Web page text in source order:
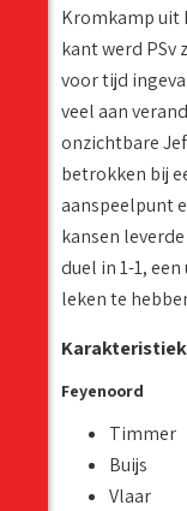
Kromkamp uit
kant werd PSv
voor tijd
veel aan
onzichtbare
betrokken bij
aanspeelpunt
kansen
duel in 1-1,
leken te
Feyenoord
Timmer
Buijs
Vlaar